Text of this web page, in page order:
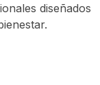
diseñados